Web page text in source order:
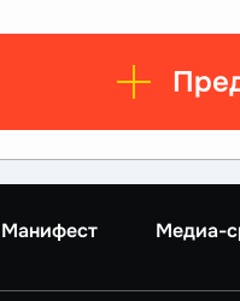
Манифест Медиа-